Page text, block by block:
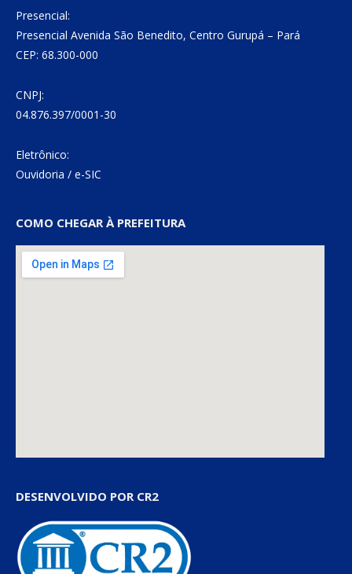
Presencial:
Presencial Avenida São Benedito, Centro Gurupá – Pará
CEP: 68.300-000
CNPJ:
04.876.397/0001-30
Eletrônico:
Ouvidoria / e-SIC
COMO CHEGAR À PREFEITURA
DESENVOLVIDO POR CR2